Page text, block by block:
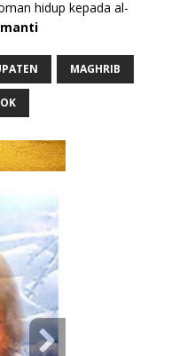
hidup kepada al-
MAGHRIB